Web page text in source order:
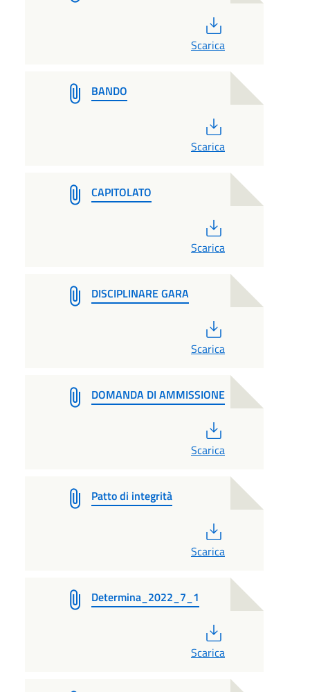
Scarica
BANDO
Scarica
CAPITOLATO
Scarica
DISCIPLINARE GARA
Scarica
DOMANDA DI AMMISSIONE
Scarica
Patto di integrità
Scarica
Determina_2022_7_1
Scarica